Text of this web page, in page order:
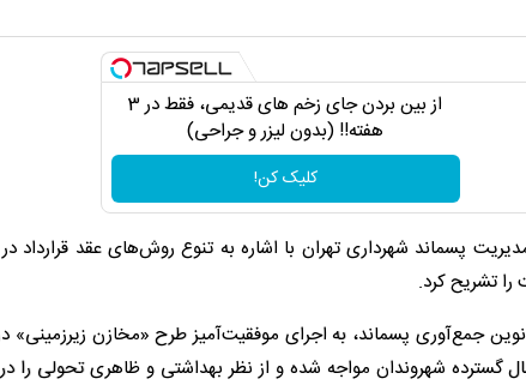
از بین بردن جای زخم های قدیمی، فقط در 3
هفته!! (بدون لیزر و جراحی)
کلیک کن!
پسماند شهرداری تهران با اشاره به تنوع روش‌های عقد قرارداد
تشریح کرد.
جمع‌آوری پسماند، به اجرای موفقیت‌آمیز طرح «مخازن زیرزمینی»
این طرح با استقبال گسترده شهروندان مواجه شده و از نظر بهداشتی و ظاهری تحولی